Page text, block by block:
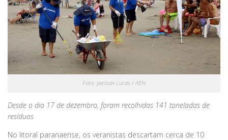
Foto: Jaelson Lucas / AEN
Desde o dia 17 de dezembro, foram recolhidas 141 toneladas de
resíduos
No litoral paranaense, os veranistas descartam cerca de 10